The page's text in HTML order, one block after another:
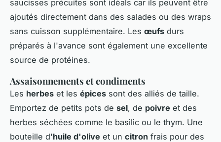
saucisses précuites sont idéals car ils peuvent être
ajoutés directement dans des salades ou des wraps
sans cuisson supplémentaire. Les œufs durs
préparés à l'avance sont également une excellente
source de protéines.
Assaisonnements et condiments
Les herbes et les épices sont des alliés de taille.
Emportez de petits pots de sel, de poivre et des
herbes séchées comme le basilic ou le thym. Une
bouteille d'huile d'olive et un citron frais pour des